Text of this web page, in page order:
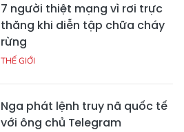
7 người thiệt mạng vì rơi trực
thăng khi diễn tập chữa cháy
rừng
THẾ GIỚI
Nga phát lệnh truy nã quốc tế
với ông chủ Telegram